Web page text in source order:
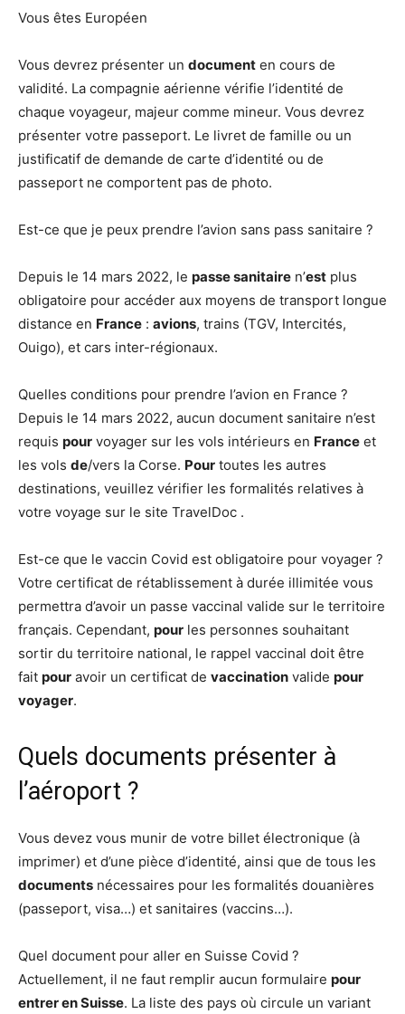
Vous êtes Européen
Vous devrez présenter un document en cours de
validité. La compagnie aérienne vérifie l’identité de
chaque voyageur, majeur comme mineur. Vous devrez
présenter votre passeport. Le livret de famille ou un
justificatif de demande de carte d’identité ou de
passeport ne comportent pas de photo.
Est-ce que je peux prendre l’avion sans pass sanitaire ?
Depuis le 14 mars 2022, le passe sanitaire n’est plus
obligatoire pour accéder aux moyens de transport longue
distance en France : avions, trains (TGV, Intercités,
Ouigo), et cars inter-régionaux.
Quelles conditions pour prendre l’avion en France ?
Depuis le 14 mars 2022, aucun document sanitaire n’est
requis pour voyager sur les vols intérieurs en France et
les vols de/vers la Corse. Pour toutes les autres
destinations, veuillez vérifier les formalités relatives à
votre voyage sur le site TravelDoc .
Est-ce que le vaccin Covid est obligatoire pour voyager ?
Votre certificat de rétablissement à durée illimitée vous
permettra d’avoir un passe vaccinal valide sur le territoire
français. Cependant, pour les personnes souhaitant
sortir du territoire national, le rappel vaccinal doit être
fait pour avoir un certificat de vaccination valide pour
voyager.
Quels documents présenter à
l’aéroport ?
Vous devez vous munir de votre billet électronique (à
imprimer) et d’une pièce d’identité, ainsi que de tous les
documents nécessaires pour les formalités douanières
(passeport, visa…) et sanitaires (vaccins…).
Quel document pour aller en Suisse Covid ?
Actuellement, il ne faut remplir aucun formulaire pour
entrer en Suisse. La liste des pays où circule un variant